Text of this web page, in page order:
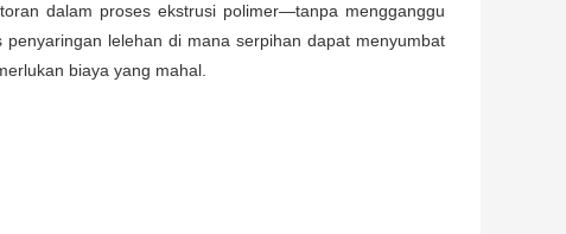
dalam proses ekstrusi polimer—tanpa mengganggu
lelehan di mana serpihan dapat menyumbat
biaya yang mahal.